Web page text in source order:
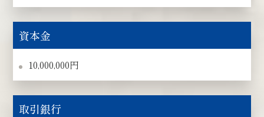
資本金
10,000,000円
取引銀行